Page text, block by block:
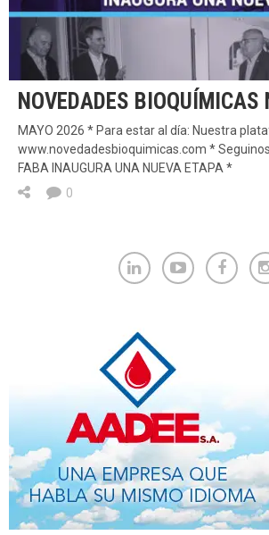
NOVEDADES BIOQUÍMICAS
MAYO 2026 * Para estar al día: Nuestra
www.novedadesbioquimicas.com *
FABA INAUGURA UNA NUEVA ETAPA *
0